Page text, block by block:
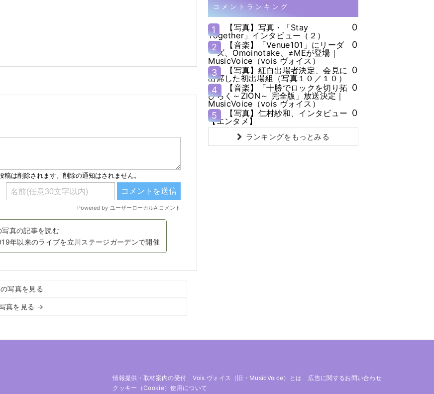
写真の記事を読む
年以来のライブを立川ステージガーデンで開催
写真を見る
真を見る →
コメントランキング
1
【写真】写真・「Stay
Together」インタビュー（２）
0
2
【音楽】「Venue101」にリーダ
ーズ、Omoinotake、≠MEが登場｜
MusicVoice（vois ヴォイス）
0
3
【写真】紅白出場者決定、会見に
出席した初出場組（写真１０／１０）
0
4
【音楽】「十勝でロックを切り拓
ひらく～ZION～ 完全版」放送決定｜
MusicVoice（vois ヴォイス）
0
5
【写真】仁村紗和、インタビュー
【エンタメ】
0
ランキングをもっとみる
情報提供・取材案内の受付 Vois ヴォイス（旧・MusicVoice）とは
広告に関するお問い合わせ
クッキー（cookie）使用について